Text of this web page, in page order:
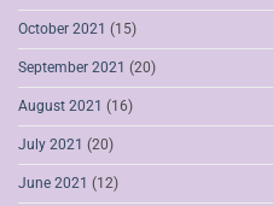
October 2021 (15)
September 2021 (20)
August 2021 (16)
July 2021 (20)
June 2021 (12)